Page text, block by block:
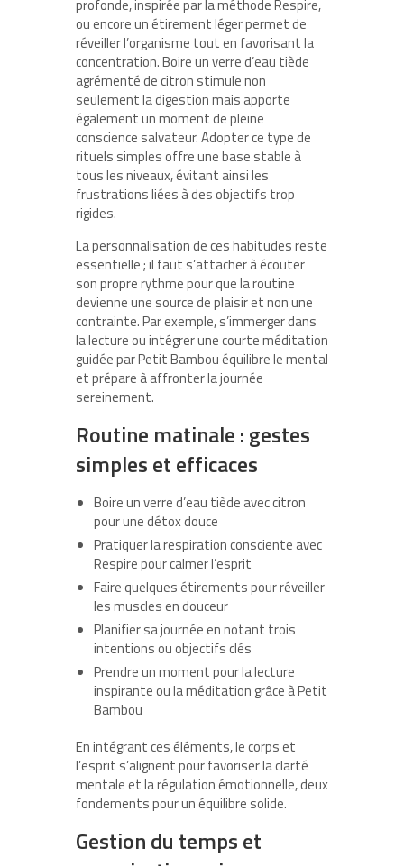
profonde, inspirée par la méthode Respire,
ou encore un étirement léger permet de
réveiller l’organisme tout en favorisant la
concentration. Boire un verre d’eau tiède
agrémenté de citron stimule non
seulement la digestion mais apporte
également un moment de pleine
conscience salvateur. Adopter ce type de
rituels simples offre une base stable à
tous les niveaux, évitant ainsi les
frustrations liées à des objectifs trop
rigides.
La personnalisation de ces habitudes reste
essentielle ; il faut s’attacher à écouter
son propre rythme pour que la routine
devienne une source de plaisir et non une
contrainte. Par exemple, s’immerger dans
la lecture ou intégrer une courte méditation
guidée par Petit Bambou équilibre le mental
et prépare à affronter la journée
sereinement.
Routine matinale : gestes
simples et efficaces
Boire un verre d’eau tiède avec citron
pour une détox douce
Pratiquer la respiration consciente avec
Respire pour calmer l’esprit
Faire quelques étirements pour réveiller
les muscles en douceur
Planifier sa journée en notant trois
intentions ou objectifs clés
Prendre un moment pour la lecture
inspirante ou la méditation grâce à Petit
Bambou
En intégrant ces éléments, le corps et
l’esprit s’alignent pour favoriser la clarté
mentale et la régulation émotionnelle, deux
fondements pour un équilibre solide.
Gestion du temps et